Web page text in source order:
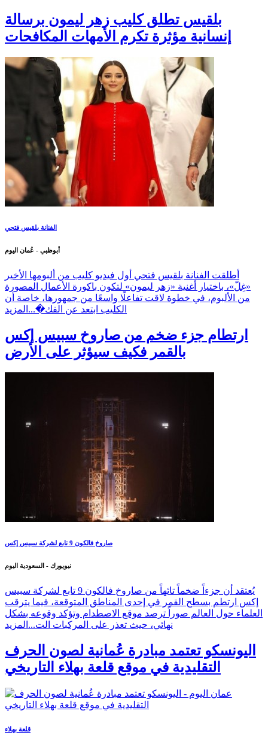
بلقيس تطلق كليب زهر ليمون برسالة
إنسانية مؤثرة تكرم الأمهات المكافحات
الفنانة بلقيس فتحي
أبوظبي - عُمان اليوم
أطلقت الفنانة بلقيس فتحي أول فيديو كليب من ألبومها الأخير
«غِلّ»، باختيار أغنية «زهر ليمون» لتكون باكورة الأعمال المصورة
من الألبوم، في خطوة لاقت تفاعلًا واسعًا من جمهورها، خاصة أن
الكليب ابتعد عن الفك�... المزيد
ارتطام جزء ضخم من صاروخ سبيس إكس
بالقمر فكيف سيؤثر على الأرض
صاروخ فالكون 9 تابع لشركة سبيس إكس
نيويورك - السعودية اليوم
يُعتقد أن جزءاً ضخماً تائهاً من صاروخ فالكون 9 تابع لشركة سبيس
إكس ارتطم بسطح القمر في إحدى المناطق المتوقعة، فيما يترقب
العلماء حول العالم صوراً ترصد موقع الاصطدام وتؤكد وقوعه بشكل
نهائي، حيث تعذر على المركبات الت... المزيد
اليونسكو تعتمد مبادرة عُمانية لصون الحرف
التقليدية في موقع قلعة بهلاء التاريخي
قلعة بهلاء